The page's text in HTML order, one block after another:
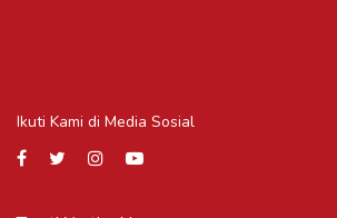
Ikuti Kami di Media Sosial